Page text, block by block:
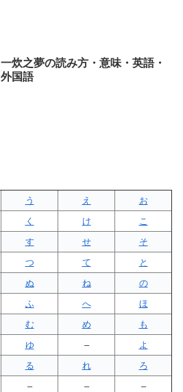
一炊之夢の読み方・意味・英語・
外国語
う え
お
く け
こ
す せ
そ
つ て
と
ぬ ね
の
ふ へ
ほ
む め
も
ゆ –
よ
る れ
ろ
– –
–